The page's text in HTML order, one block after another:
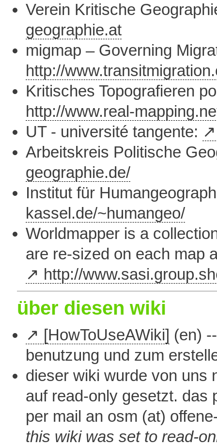
Verein Kritische
geographie.at
migmap – Governing
http://
Kritisches Topografieren
http://www.real-
UT - université tangente:
Arbeitskreis Politische
geographie.de/
Institut für
kassel.de/~humangeo/
Worldmapper is a
are re-sized on each map
http://
über diesen wiki
[HowToUseAWiki] (en)
benutzung und zum
dieser wiki wurde von uns
auf read-only gesetzt. das
per mail an osm (at)
this wiki was set to read-